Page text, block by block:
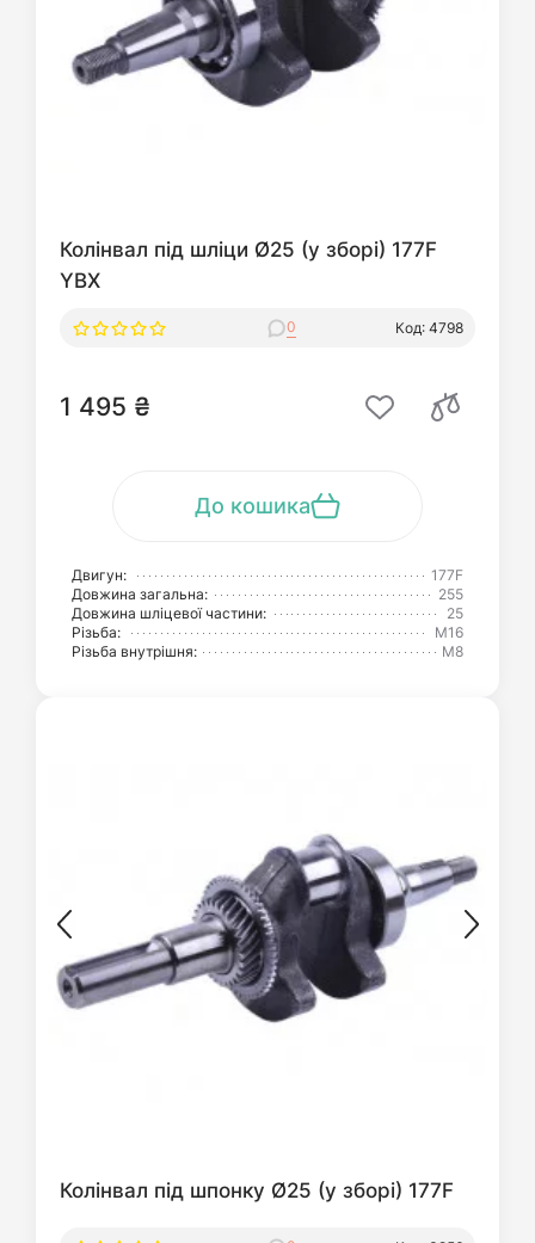
Колінвал під шліци Ø25 (у зборі) 177F
YBX
0 Код: 4798
1 495 ₴
До кошика
Двигун:
177F
Довжина загальна:
255
Довжина шліцевої частини:
25
Різьба:
М16
Різьба внутрішня:
М8
Колінвал під шпонку Ø25 (у зборі) 177F